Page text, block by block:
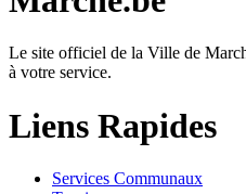
Le site officiel de la Ville de
à votre service.
Liens Rapides
Services Communaux